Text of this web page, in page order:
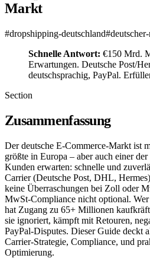
Markt
#dropshipping-deutschland#
Schnelle Antwort: €150 Mrd.
Erwartungen. Deutsche Post/
deutschsprachig, PayPal.
Section
Zusammenfassung
Der deutsche E-Commerce-Markt ist
größte in Europa – aber auch einer
Kunden erwarten: schnelle und
Carrier (Deutsche Post, DHL,
keine Überraschungen bei Zoll oder
MwSt-Compliance nicht optional.
hat Zugang zu 65+ Millionen
sie ignoriert, kämpft mit Retouren,
PayPal-Disputes. Dieser Guide deckt
Carrier-Strategie, Compliance, und
Optimierung.